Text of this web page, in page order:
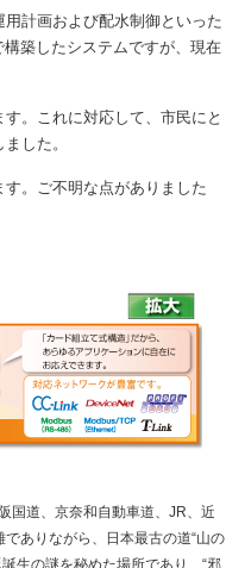
計画および配水制御といった
築したシステムですが、現在
。これに対応して、市民にと
した。
。ご不明な点がありました
国道、京奈和自動車道、JR、近
ありながら、日本最古の道“山の
生の謎を秘めた場所であり、“邪